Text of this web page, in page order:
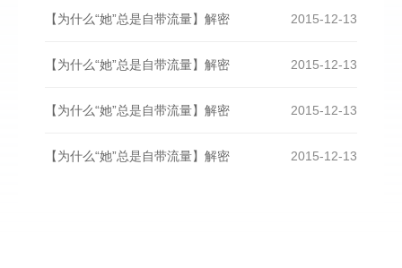
2015-12-13
【为什么“她”总是自带流量】解密
2015-12-13
【为什么“她”总是自带流量】解密
2015-12-13
【为什么“她”总是自带流量】解密
2015-12-13
【为什么“她”总是自带流量】解密